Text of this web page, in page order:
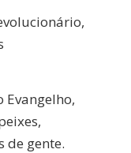
Evangelho,
de gente.